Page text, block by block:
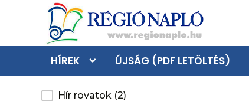
HÍREK ÚJSÁG (PDF LETÖLTÉS)
Kategoria
Hír rovatok (2)